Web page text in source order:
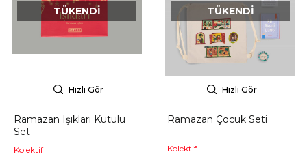
Hızlı Gör
TÜKENDI
Ramazan Işıkları Kutulu
Set
Kolektif
Hızlı Gör
TÜKENDI
Ramazan Çocuk Seti
Kolektif